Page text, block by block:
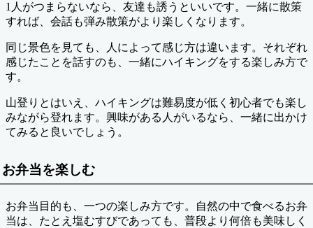
1人がつまらないなら、友達も誘うといいです。一緒に散策
すれば、会話も弾み散策がより楽しくなります。
同じ景色を見ても、人によって感じ方は違います。それぞれ
感じたことを話すのも、一緒にハイキングをする楽しみ方で
す。
山登りとはいえ、ハイキングは難易度が低く初心者でも楽し
みながら登れます。興味がある人がいるなら、一緒に出かけ
てみると良いでしょう。
お弁当を楽しむ
お弁当目的も、一つの楽しみ方です。自然の中で食べるお弁
当は、たとえ塩むすびであっても、普段より何倍も美味しく